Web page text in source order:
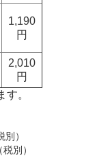
1,190
円
2,010
円
。
）
）